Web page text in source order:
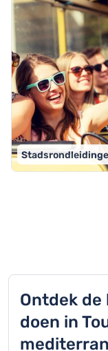
Ontdek
doen in